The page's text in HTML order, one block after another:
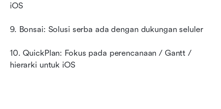
iOS
9. Bonsai: Solusi serba ada dengan dukungan seluler
10. QuickPlan: Fokus pada perencanaan / Gantt /
hierarki untuk iOS